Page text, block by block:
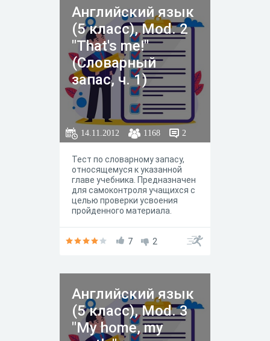
Английский язык
(5 класс), Mod. 2
"That's me!"
(Словарный
запас, ч. 1)
14.11.2012 1168 2
Тест по словарному запасу,
относящемуся к указанной
главе учебника. Предназначен
для самоконтроля учащихся с
целью проверки усвоения
пройденного материала.
7 2
Английский язык
(5 класс), Mod. 3
"My home, my